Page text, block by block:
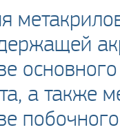
а также